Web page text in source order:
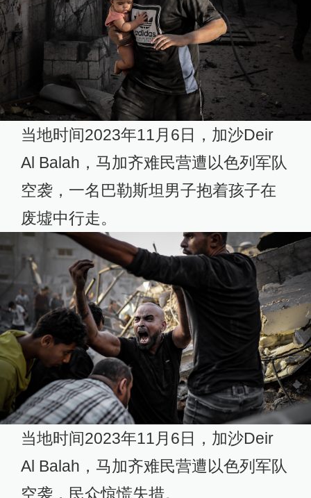
当地时间2023年11月6日，加沙Deir
Al Balah，马加齐难民营遭以色列军队
空袭，一名巴勒斯坦男子抱着孩子在
废墟中行走。
当地时间2023年11月6日，加沙Deir
Al Balah，马加齐难民营遭以色列军队
空袭，民众惊慌失措。